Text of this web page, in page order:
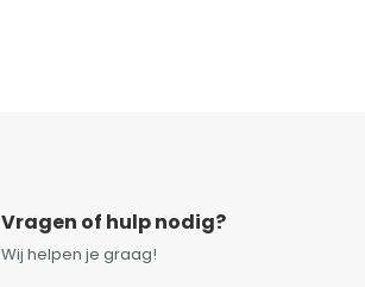
Vragen of hulp nodig?
Wij helpen je graag!